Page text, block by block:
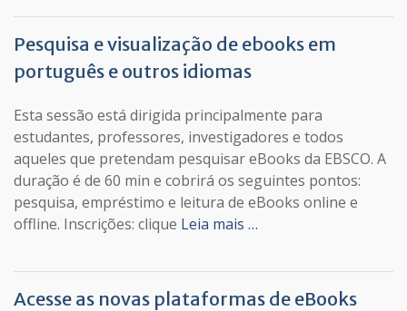
Pesquisa e visualização de ebooks em
português e outros idiomas
Esta sessão está dirigida principalmente para
estudantes, professores, investigadores e todos
aqueles que pretendam pesquisar eBooks da EBSCO. A
duração é de 60 min e cobrirá os seguintes pontos:
pesquisa, empréstimo e leitura de eBooks online e
offline. Inscrições: clique Leia mais …
Acesse as novas plataformas de eBooks